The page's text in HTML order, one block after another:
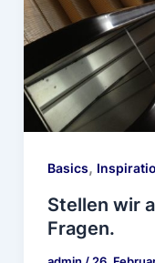
Basics,
Stellen wir
Fragen.